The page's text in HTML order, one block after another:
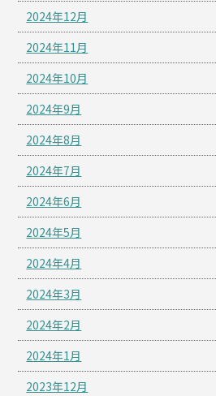
2024年12月
2024年11月
2024年10月
2024年9月
2024年8月
2024年7月
2024年6月
2024年5月
2024年4月
2024年3月
2024年2月
2024年1月
2023年12月